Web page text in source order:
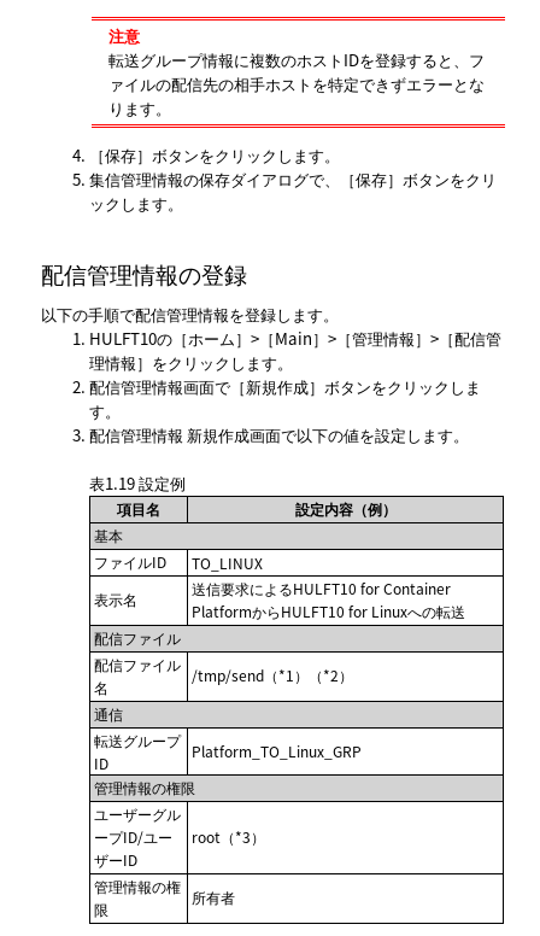
注意
転送グループ情報に複数のホストIDを登録すると、フ
ァイルの配信先の相手ホストを特定できずエラーとな
ります。
保存
ボタンをクリックします。
集信管理情報の保存ダイアログで、
保存
ボタンをクリ
ックします。
配信管理情報の登録
以下の手順で配信管理情報を登録します。
HULFT10の
ホーム > Main > 管理情報 >
配信管
理情報
をクリックします。
配信管理情報画面で 新規作成
ボタンをクリックしま
す。
配信管理情報 新規作成画面で以下の値を設定します。
表1.19設定例
項目名
設定内容（例）
基本
ファイルID
TO_LINUX
表示名
送信要求によるHULFT10 for Container
PlatformからHULFT10 for Linuxへの転送
配信ファイル
配信ファイル
名
/tmp/send（*1）（*2）
通信
転送グループ
ID
Platform_TO_Linux_GRP
管理情報の権限
ユーザーグル
ープID/ユー
ザーID
root（*3）
管理情報の権
限
所有者